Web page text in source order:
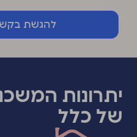
להגשת
יתרונות
של כלל